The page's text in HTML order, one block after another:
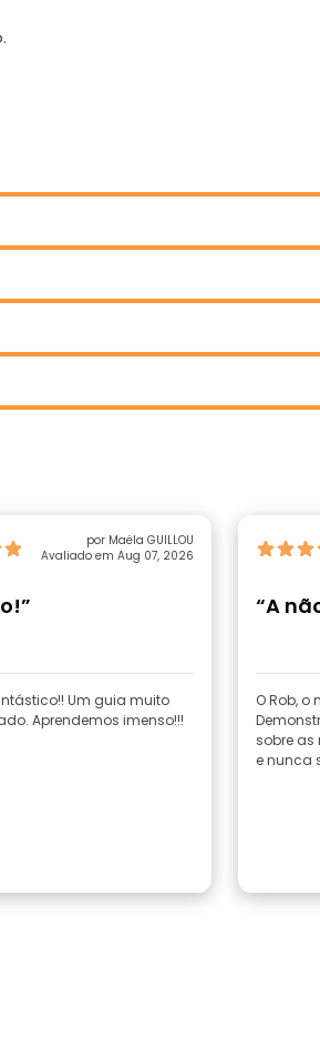
por Maëla GUILLOU
Avaliado em Aug 07, 2026
Um guia muito
Aprendemos imenso!!!
“A
O Rob,
sobre as
e nunca